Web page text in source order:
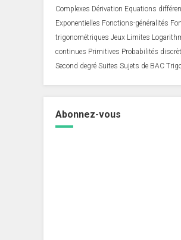
Complexes Dérivation Equations
Exponentielles Fonctions-généralités
trigonométriques Jeux Limites
continues Primitives Probabilités
Second degré Suites Sujets de BAC
Abonnez-vous